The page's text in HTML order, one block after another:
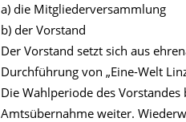
a) die Mitgliederversammlung
b) der Vorstand
Der Vorstand setzt sich aus
Durchführung von „Eine-Welt
Die Wahlperiode des
Amtsübernahme weiter.